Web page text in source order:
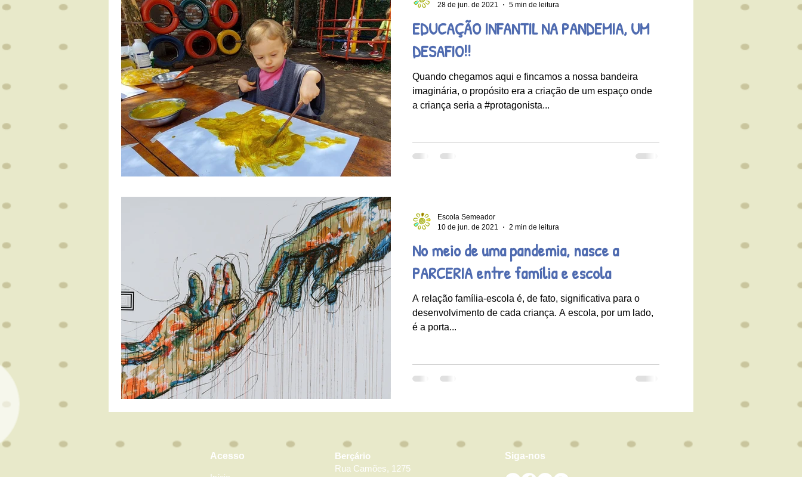
EDUCAÇÃO INFANTIL NA PANDEMIA, UM
DESAFIO!!
Quando chegamos aqui e fincamos a nossa bandeira
imaginária, o propósito era a criação de um espaço onde
a criança seria a #protagonista...
28 de jun. de 2021
5 min de leitura
No meio de uma pandemia, nasce a
PARCERIA entre família e escola
A relação família-escola é, de fato, significativa para o
desenvolvimento de cada criança. A escola, por um lado,
é a porta...
Escola Semeador
10 de jun. de 2021
2 min de leitura
Acesso
Berçário
Rua Camões, 1275
Siga-nos